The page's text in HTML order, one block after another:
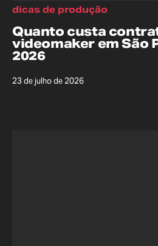
Quanto custa
videomaker em São
2026
23 de julho de 2026
dicas de produção